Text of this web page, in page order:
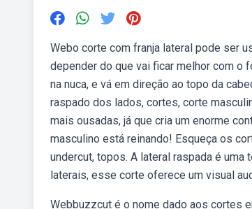
Webo corte com franja lateral pode ser
depender do que vai ficar melhor com o
na nuca, e vá em direção ao topo da
raspado dos lados, cortes, corte
mais ousadas, já que cria um enorme
masculino está reinando! Esqueça os
undercut, topos. A lateral raspada é
laterais, esse corte oferece um visual
Webbuzzcut é o nome dado aos cortes